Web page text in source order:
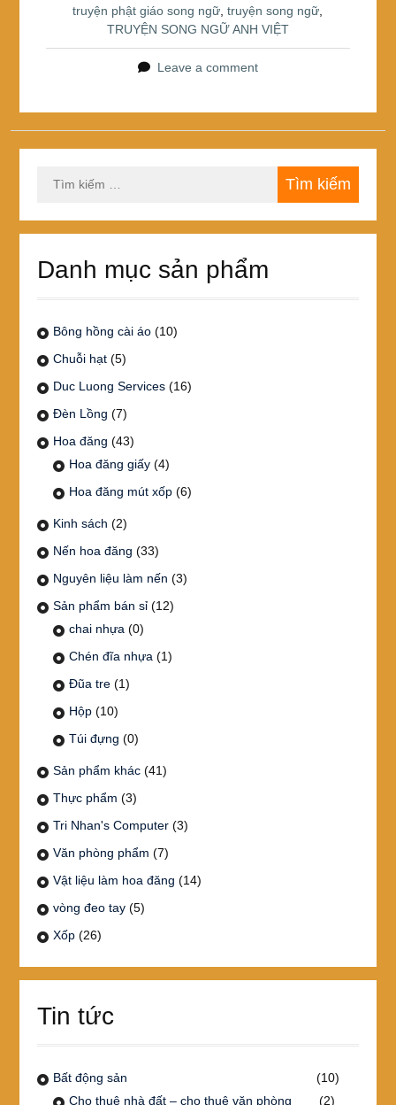
truyện phật giáo song ngữ ,truyện song ngữ
TRUYỆN SONG NGỮ ANH VIỆT
Leave a comment
kiếm
Danh mục sản phẩm
Bông hồng cài áo (10)
Chuỗi hạt (5)
Duc Luong Services (16)
Đèn Lồng (7)
Hoa đăng (43)
Hoa đăng giấy (4)
Hoa đăng mút xốp (6)
Kinh sách (2)
Nến hoa đăng (33)
Nguyên liệu làm nến (3)
Sản phẩm bán sỉ (12)
chai nhựa (0)
Chén đĩa nhựa (1)
Đũa tre (1)
Hộp (10)
Túi đựng (0)
Sản phẩm khác (41)
Thực phẩm (3)
Tri Nhan's Computer (3)
Văn phòng phẩm (7)
Vật liệu làm hoa đăng (14)
vòng đeo tay (5)
Xốp (26)
Tin tức
Bất động sản
(10)
Cho thuê nhà đất – cho thuê văn phòng
(2)